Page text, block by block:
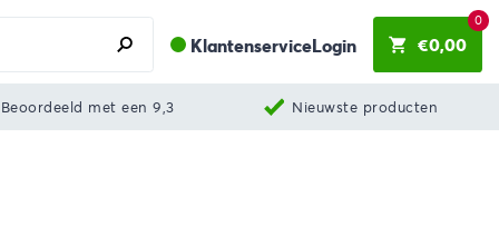
KlantenserviceLogin €0,00
0
Beoordeeld met een 9,3 Nieuwste producten